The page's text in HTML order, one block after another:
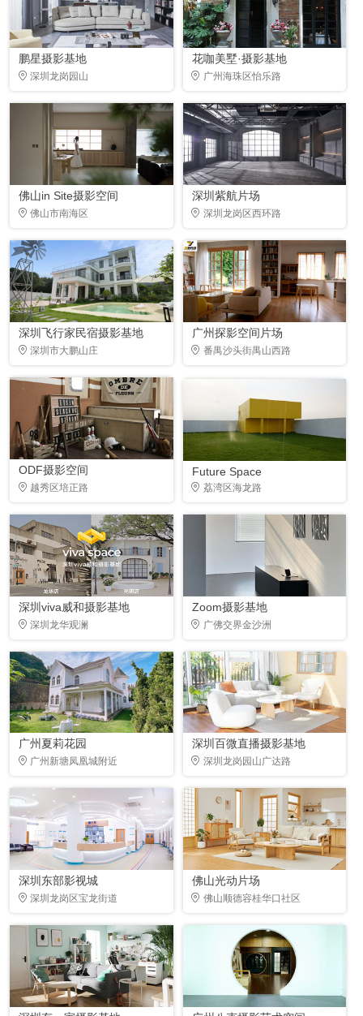
鹏星摄影基地
深圳龙岗园山
花咖美墅·摄影基地
广州海珠区怡乐路
佛山in Site摄影空间
佛山市南海区
深圳紫航片场
深圳龙岗区西环路
深圳飞行家民宿摄影基地
深圳市大鹏山庄
广州探影空间片场
番禺沙头街禺山西路
ODF摄影空间
越秀区培正路
Future Space
荔湾区海龙路
深圳viva威和摄影基地
深圳龙华观澜
Zoom摄影基地
广佛交界金沙洲
广州夏莉花园
广州新塘凤凰城附近
深圳百微直播摄影基地
深圳龙岗园山广达路
深圳东部影视城
深圳龙岗区宝龙街道
佛山光动片场
佛山顺德容桂华口社区